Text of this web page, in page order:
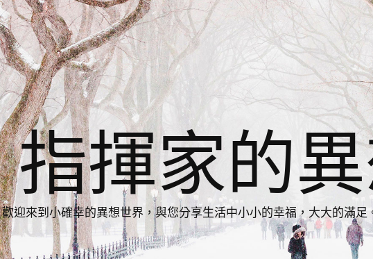
指揮家的
歡迎來到小確幸的異想世界，與您分享生活中小小的幸福，大大的滿